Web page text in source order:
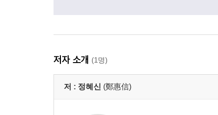
저자 소개 (1명)
저 : 정혜신 (鄭惠信)